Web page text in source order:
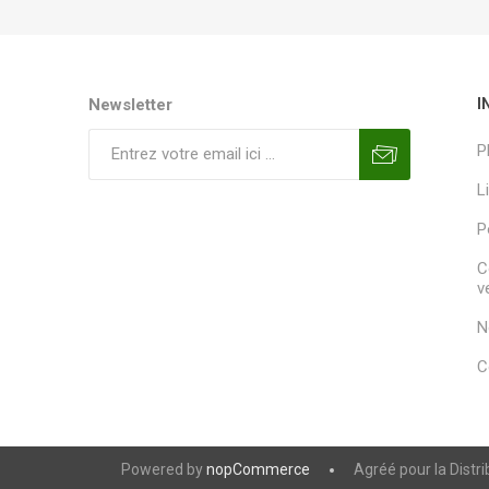
Newsletter
Powered bynopCommerce Agréé pour la